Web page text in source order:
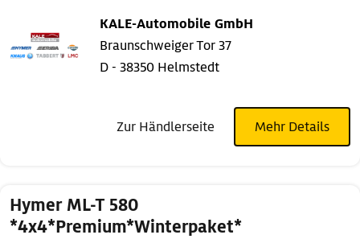
KALE-Automobile GmbH
Braunschweiger Tor 37
D - 38350 Helmstedt
Zur Händlerseite Mehr Details
Hymer ML-T 580
*4x4*Premium*Winterpaket*